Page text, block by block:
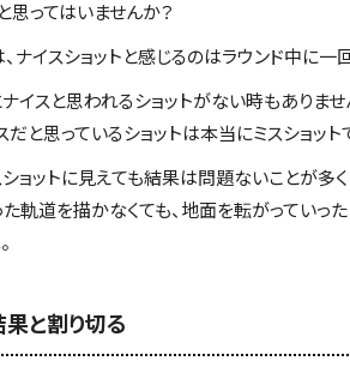
思ってはいませんか？
ナイスショットと感じるのはラウンド中に一
イスと思われるショットがない時もありませ
だと思っているショットは本当にミスショット
ョットに見えても結果は問題ないことが多く
軌道を描かなくても、地面を転がっていっ
と割り切る